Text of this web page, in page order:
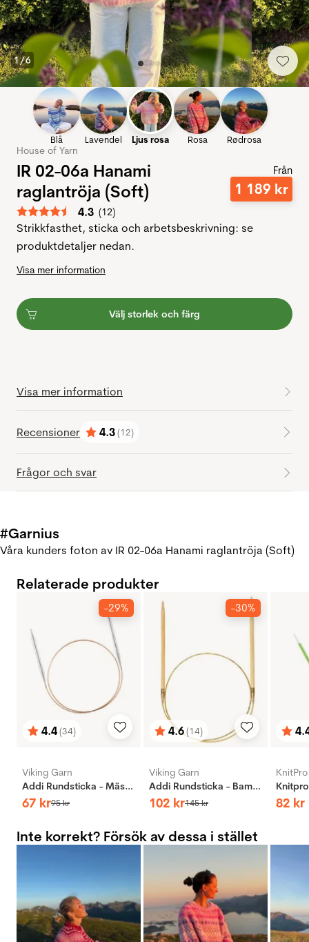
1/6
Blå Lavendel Ljus rosa Rosa Rødrosa
House of Yarn
IR 02-06a Hanami
raglantröja (Soft)
Snittbetyg:
4.3 (röster:
12)
Från
1 189 kr
Strikkfasthet, sticka och arbetsbeskrivning: se
produktdetaljer nedan.
Visa mer information
Välj storlek och färg
Visa mer information
Recensioner
Betyg:
4.3(12)
utav 5 stjärnor
Frågor och svar
#Garnius
Våra kunders foton av IR 02-06a Hanami raglantröja (Soft)
Relaterade produkter
-29%
Betyg:
4.4(34)
utav 5 stjärnor
Viking Garn
Addi Rundsticka - Mässing
67 kr95kr
-30%
Betyg:
4.6(14)
utav 5 stjärnor
Viking Garn
Addi Rundsticka - Bambus
102 kr145kr
utav
KnitPro
82 kr
Inte korrekt? Försök av dessa i stället